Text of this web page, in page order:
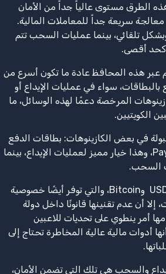
الطرق مستوى عالياً جداً من الأمان
سريعة جداً للمعاملات المالية.
تلقائي، بينما عمليات السحب تتم
عبر هذه المحافظ عادة ما تكون أسرع من
بالبطاقات، سواء في عمليات الإيداع أو
المرخصة دعمًا لهذه الوسائل، ما
الكويتيين.
في بعض الكازينوهات: بطاقات الدفع
المسبق مثل Paysafecard، وهذا خيار مميز لعمليات الإيداع، بينما
السحب.
والعملات الرقمية مثل USDT وBitcoin، والتي توفر أيضًا خصوصية
إلا أن عدم تقنينها قانونًا داخل دولة
أمر ينطوي على تحديات للاعبين
أدوات مالية عالية المخاطرة تحتاج إلى
والسحب هي تلك التي تضمن الأمان،